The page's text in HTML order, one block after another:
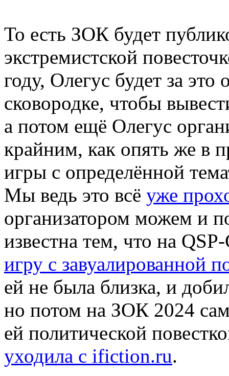
То есть ЗОК будет
экстремистской
году, Олегус будет за это
сковородке, чтобы
а потом ещё Олегус
крайним, как опять же в
игры с определённой
Мы ведь это всё уже
организатором можем и
известна тем, что на
игру с завуалированной
ей не была близка, и
но потом на ЗОК 2024
ей политической
уходила с ifiction.ru.